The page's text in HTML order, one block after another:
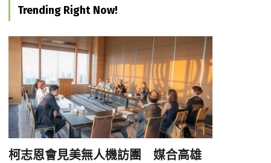
Trending Right Now!
柯志恩會見美無人機訪團 媒合高雄